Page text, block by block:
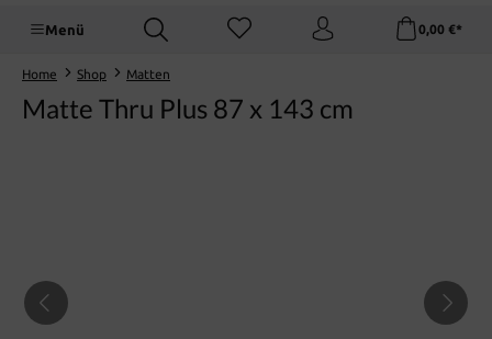
Menü 0,00 €*
Home Shop Matten
Matte Thru Plus 87 x 143 cm